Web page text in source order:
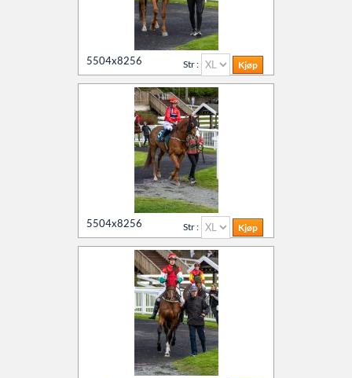
5504x8256 Str :
5504x8256 Str :